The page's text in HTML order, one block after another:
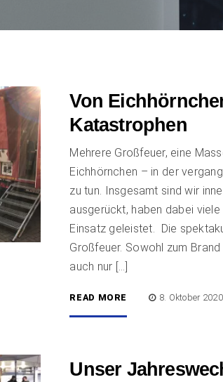
Von
Katastrophen
Mehrere Großfeuer, eine
Eichhörnchen – in der
zu tun. Insgesamt sind wir
ausgerückt, haben dabei
Einsatz geleistet. Die
Großfeuer. Sowohl zum
auch nur […]
READ MORE 8. Oktober 2020
Unser